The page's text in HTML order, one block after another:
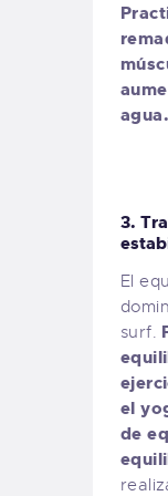
agua.
3.
El
surf.
el
de